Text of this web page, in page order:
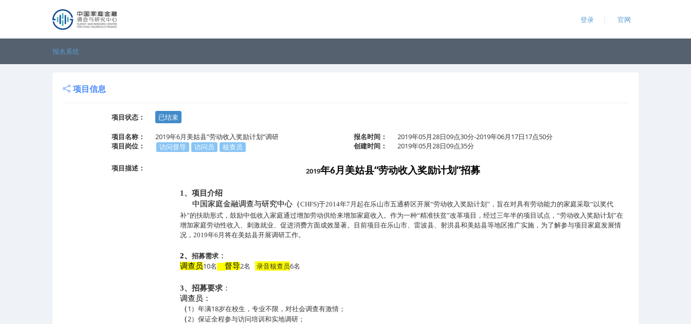
登录 官网
报名系统
项目信息
项目状态： 已结束
项目名称：
2019年6月美姑县”劳动收入奖励计划“调研
项目岗位：
访问督导 访问员 核查员
报名时间：
2019年05月28日09点30分-2019年06月17日17点50分
创建时间：
2019年05月28日09点35分
项目描述： 2019年6月美姑县“劳动收入奖励计划”招募
1 、项目介绍
中国家庭金融调查与研究中心（CHFS)于2014年7 月起在乐山市五通桥区开展“劳动收入奖励计划”，旨在对具有劳动能力的家庭采取“以奖代
补”的扶助形式，鼓励中低收入家庭通过增加劳动供给来增加家庭收入。作为一种“精准扶贫”改革项目，经过三年半的项目试点，“劳动收入奖励计划”在
增加家庭劳动性收入、刺激就业、促进消费方面成效显著。目前项目在乐山市、雷波县、射洪县和美姑县等地区推广实施，为了解参与项目家庭发展情
况， 2019年6月将在美姑县开展调研工作。
2、 招募需求 ：
调查员10名 督导2名 录音核查员6名
3、招募要求 ：
调查员：
（1 ）年满18岁在校生，专业不限，对社会调查有激情；
（2）保证全程参与访问培训和实地调研；